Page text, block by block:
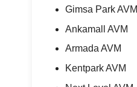
Gimsa Park AVM
Ankamall AVM
Armada AVM
Kentpark AVM